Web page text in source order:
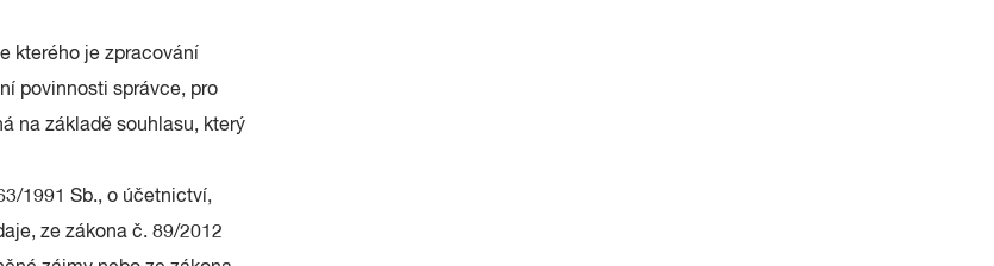
kterého je zpracování
povinnosti správce, pro
na základě souhlasu, který
1991 Sb., o účetnictví,
ze zákona č. 89/2012